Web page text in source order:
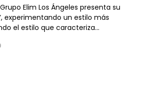
experimentando un estilo más
el estilo que caracteriza...